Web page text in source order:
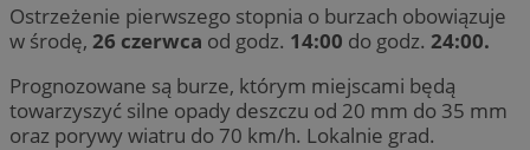
Ostrzeżenie pierwszego stopnia o burzach obowiązuje
w środę, 26 czerwca od godz. 14:00 do godz. 24:00.
Prognozowane są burze, którym miejscami będą
towarzyszyć silne opady deszczu od 20 mm do 35 mm
oraz porywy wiatru do 70 km/h. Lokalnie grad.